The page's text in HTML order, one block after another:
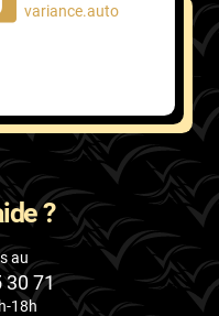
variance.auto
?
au
30 71
18h